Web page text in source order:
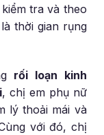
tra và theo
thời gian rụng
rối loạn kinh
, chị em phụ nữ
lý thoải mái và
với đó, chị